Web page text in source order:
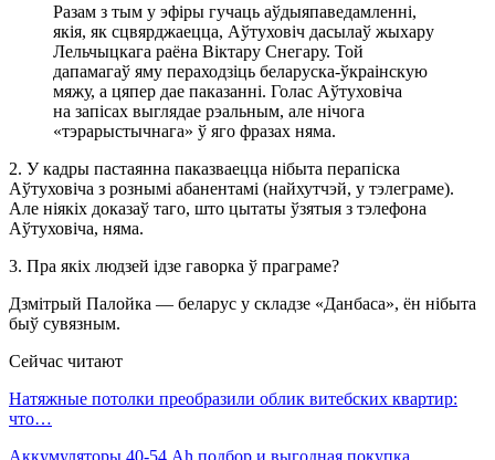
Разам з тым у эфіры гучаць аўдыяпаведамленні,
якія, як сцвярджаецца, Аўтуховіч дасылаў жыхару
Лельчыцкага раёна Віктару Снегару. Той
дапамагаў яму пераходзіць беларуска-ўкраінскую
мяжу, а цяпер дае паказанні. Голас Аўтуховіча
на запісах выглядае рэальным, але нічога
«тэрарыстычнага» ў яго фразах няма.
2. У кадры пастаянна паказваецца нібыта перапіска
Аўтуховіча з рознымі абанентамі (найхутчэй, у тэлеграме).
Але ніякіх доказаў таго, што цытаты ўзятыя з тэлефона
Аўтуховіча, няма.
3. Пра якіх людзей ідзе гаворка ў праграме?
Дзмітрый Палойка — беларус у складзе «Данбаса», ён нібыта
быў сувязным.
Сейчас читают
Натяжные потолки преобразили облик витебских квартир:
что…
Аккумуляторы 40-54 Ah подбор и выгодная покупка